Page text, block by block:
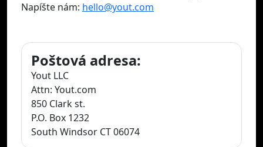
Napíšte nám: hello@yout.com
Poštová adresa:
Yout LLC
Attn: Yout.com
850 Clark st.
P.O. Box 1232
South Windsor CT 06074